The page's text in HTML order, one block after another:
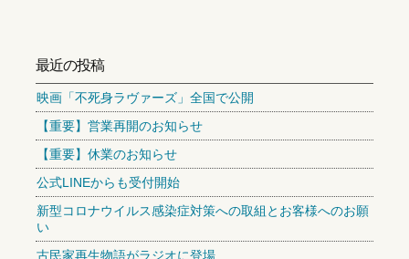
最近の投稿
映画「不死身ラヴァーズ」全国で公開
【重要】営業再開のお知らせ
【重要】休業のお知らせ
公式LINEからも受付開始
新型コロナウイルス感染症対策への取組とお客様へのお願
い
古民家再生物語がラジオに登場